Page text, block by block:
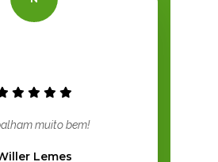
muito bem!
Lemes